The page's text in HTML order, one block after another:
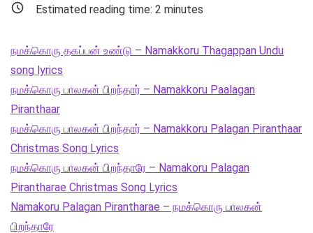
Estimated reading time: 2 minutes
நமக்கொரு தகப்பன் உண்டு – Namakkoru Thagappan Undu
song lyrics
நமக்கொரு பாலகன் பிறந்தார் – Namakkoru Paalagan
Piranthaar
நமக்கொரு பாலகன் பிறந்தார் – Namakkoru Palagan Piranthaar
Christmas Song Lyrics
நமக்கொரு பாலகன் பிறந்தாரே – Namakoru Palagan
Pirantharae Christmas Song Lyrics
Namakoru Palagan Pirantharae – நமக்கொரு பாலகன்
பிறந்தாரே